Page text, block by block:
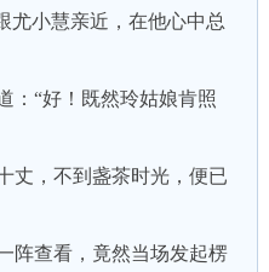
小慧亲近，在他心中总
“好！既然玲姑娘肯照
，不到盏茶时光，便已
查看，竟然当场发起楞